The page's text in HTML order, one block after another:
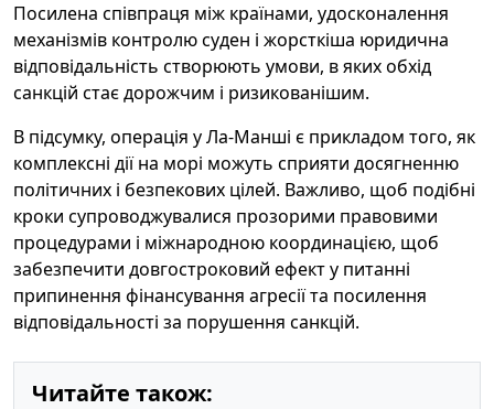
Посилена співпраця між країнами, удосконалення
механізмів контролю суден і жорсткіша юридична
відповідальність створюють умови, в яких обхід
санкцій стає дорожчим і ризикованішим.
В підсумку, операція у Ла‑Манші є прикладом того, як
комплексні дії на морі можуть сприяти досягненню
політичних і безпекових цілей. Важливо, щоб подібні
кроки супроводжувалися прозорими правовими
процедурами і міжнародною координацією, щоб
забезпечити довгостроковий ефект у питанні
припинення фінансування агресії та посилення
відповідальності за порушення санкцій.
Читайте також: